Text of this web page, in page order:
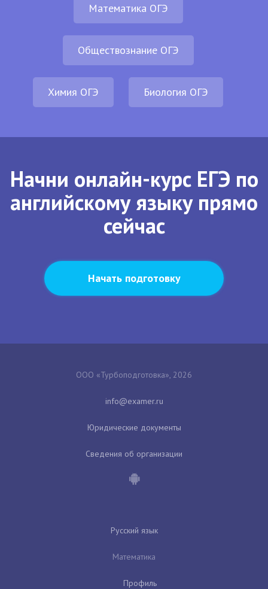
Математика ОГЭ
Обществознание ОГЭ
Химия ОГЭ Биология ОГЭ
Начни онлайн-курс ЕГЭ по
английскому языку прямо
сейчас
Начать подготовку
ООО «Турбоподготовка», 2026
Юридические документы
Сведения об организации
Русский язык
Математика
Профиль